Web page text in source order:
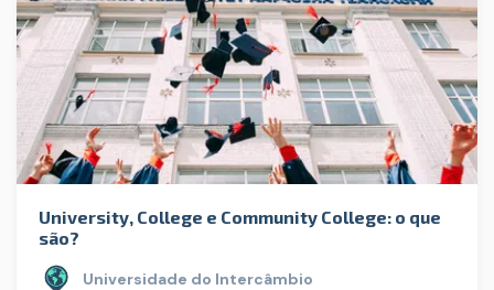
University, College e Community College: o que
são?
Universidade do Intercâmbio